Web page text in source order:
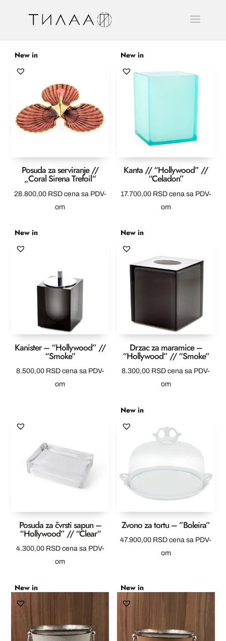
New in
Posuda za serviranje //
„Coral Sirena Trefoil“
28.800,00 RSD cena sa PDV-
om
New in
Kanta // “Hollywood” //
“Celadon”
17.700,00 RSD cena sa PDV-
om
New in
Kanister – “Hollywood” //
“Smoke”
8.500,00 RSD cena sa PDV-
om
New in
Drzac za maramice –
“Hollywood” // “Smoke”
8.300,00 RSD cena sa PDV-
om
Posuda za čvrsti sapun –
“Hollywood” // “Clear“
4.300,00 RSD cena sa PDV-
om
New in
Zvono za tortu – ”Boleira”
47.900,00 RSD cena sa PDV-
om
New in New in